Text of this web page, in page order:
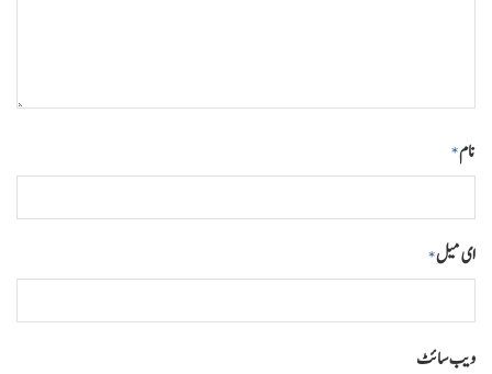
نام*
ای میل*
ویب‌ سائٹ